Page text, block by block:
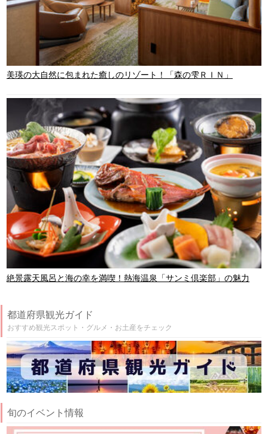
美瑛の大自然に包まれた癒しのリゾート！「森の雫ＲＩＮ」
絶景露天風呂と海の幸を満喫！熱海温泉「サンミ倶楽部」の魅力
都道府県観光ガイド
おすすめ観光スポット・グルメ・お土産をチェック
旬のイベント情報